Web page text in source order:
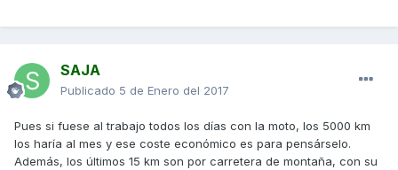
SAJA
Publicado 5 de Enero del 2017
Pues si fuese al trabajo todos los días con la moto, los 5000 km
los haría al mes y ese coste económico es para pensárselo.
Además, los últimos 15 km son por carretera de montaña, con su